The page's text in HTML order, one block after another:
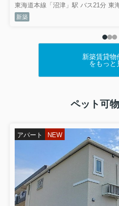
東海道本線「沼津」駅 バス21分 東
新築
新築賃貸物
をもっと
ペット可
アパート NEW